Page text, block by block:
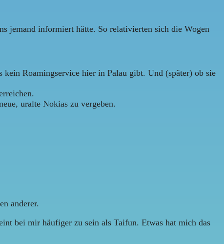
jemand informiert hätte. So relativierten sich die Wogen
Roamingservice hier in Palau gibt. Und (später) ob sie
uralte Nokias zu vergeben.
anderer.
bei mir häufiger zu sein als Taifun. Etwas hat mich das